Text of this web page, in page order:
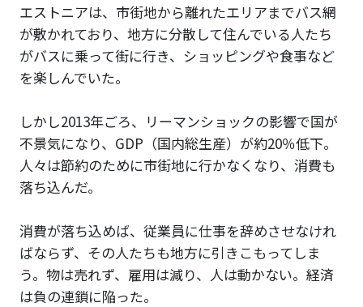
エストニアは、市街地から離れたエリアまでバス網
が敷かれており、地方に分散して住んでいる人たち
がバスに乗って街に行き、ショッピングや食事など
を楽しんでいた。
しかし2013年ごろ、リーマンショックの影響で国が
不景気になり、GDP（国内総生産）が約20％低下。
人々は節約のために市街地に行かなくなり、消費も
落ち込んだ。
消費が落ち込めば、従業員に仕事を辞めさせなけれ
ばならず、その人たちも地方に引きこもってしま
う。物は売れず、雇用は減り、人は動かない。経済
は負の連鎖に陥った。